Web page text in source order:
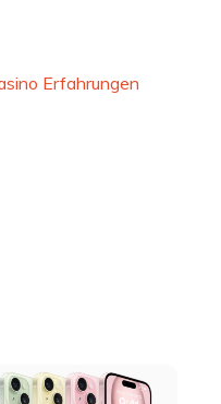
Erfahrungen